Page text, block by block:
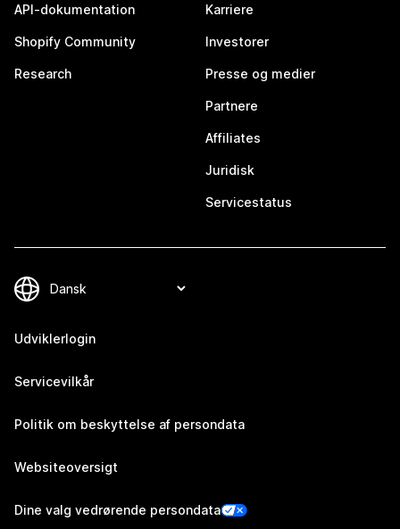
API-dokumentation
Shopify Community
Research
Karriere
Investorer
Presse og medier
Partnere
Affiliates
Juridisk
Servicestatus
Udviklerlogin
Servicevilkår
Politik om beskyttelse af persondata
Websiteoversigt
Dine valg vedrørende persondata